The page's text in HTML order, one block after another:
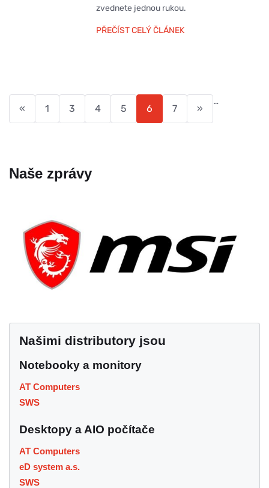
zvednete jednou rukou.
PŘEČÍST CELÝ ČLÁNEK
« 1
…
3 4 5 6 7 »
Naše zprávy
Našimi distributory jsou
Notebooky a monitory
AT Computers
SWS
Desktopy a AIO počítače
AT Computers
eD system a.s.
SWS